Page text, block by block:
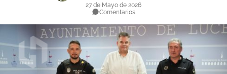
PROVINCIA
SUBBÉTICA HOY
SALUD
27 de Mayo de 2026
Comentarios